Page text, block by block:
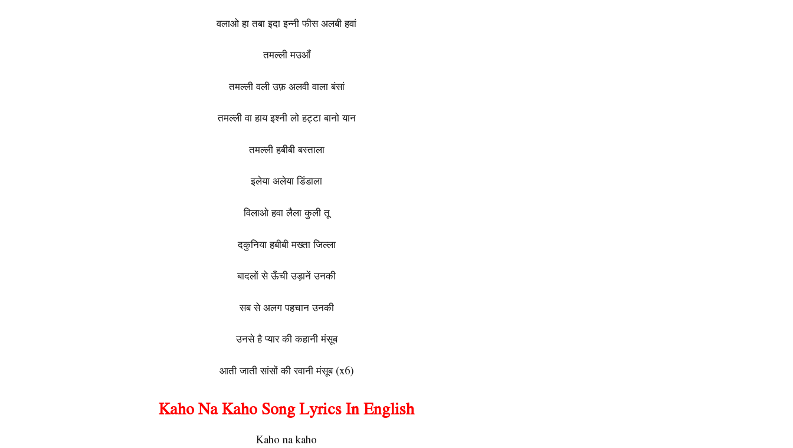
वलाओ हा तबा इदा इन्नी फीस अलबी हवां
तमल्ली मउआँ
तमल्ली वली उफ़ अलवी वाला बंसां
तमल्ली वा हाय इश्नी लो हट्टा बानो यान
तमल्ली हबीबी बस्ताला
इलेया अलेया डिंडाला
विलाओ हवा लैला कुली तू
दकुनिया हबीबी मख्ता जिल्ला
बादलों से ऊँची उड़ानें उनकी
सब से अलग पहचान उनकी
उनसे है प्यार की कहानी मंसूब
आती जाती सांसों की रवानी मंसूब (x6)
Kaho Na Kaho Song Lyrics In English
Kaho na kaho